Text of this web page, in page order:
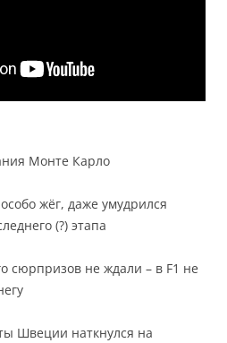
Монте Карло
жёг, даже умудрился
(?) этапа
сюрпризов не ждали – в F1 не
Швеции наткнулся на